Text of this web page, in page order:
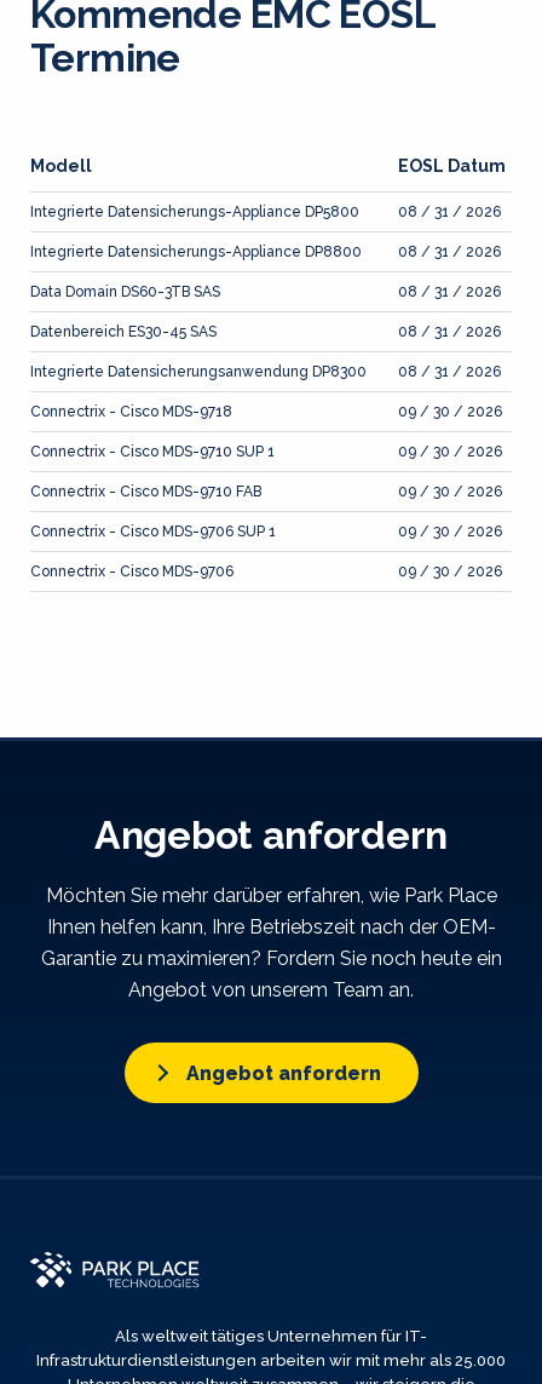
Kommende EMC EOSL
Termine
Modell EOSL Datum
Integrierte Datensicherungs-Appliance DP5800 08 / 31 / 2026
Integrierte Datensicherungs-Appliance DP8800 08 / 31 / 2026
Data Domain DS60-3TB SAS 08 / 31 / 2026
Datenbereich ES30-45 SAS 08 / 31 / 2026
Integrierte Datensicherungsanwendung DP8300 08 / 31 / 2026
Connectrix - Cisco MDS-9718 09 / 30 / 2026
Connectrix - Cisco MDS-9710 SUP 1 09 / 30 / 2026
Connectrix - Cisco MDS-9710 FAB 09 / 30 / 2026
Connectrix - Cisco MDS-9706 SUP 1 09 / 30 / 2026
Connectrix - Cisco MDS-9706 09 / 30 / 2026
Angebot anfordern
Möchten Sie mehr darüber erfahren, wie Park Place
Ihnen helfen kann, Ihre Betriebszeit nach der OEM-
Garantie zu maximieren? Fordern Sie noch heute ein
Angebot von unserem Team an.
Angebot anfordern
Als weltweit tätiges Unternehmen für IT-
Infrastrukturdienstleistungen arbeiten wir mit mehr als 25.000